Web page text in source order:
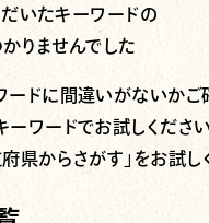
いたキーワードの
りませんでした
ードに間違いがないかご
ーワードでお試しください
府県からさがす」をお試し